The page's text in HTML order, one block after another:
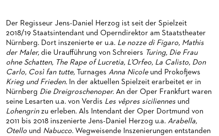
FRIEDMAN IN DER OPER
SNEAK IN
MUSEUMSUFERFEST 2026
BRÜCHE – DEMORKATIE IN ZEITEN IHRER REGRESSION
SILVESTERFEIER
FÜR KITAS UND SCHULEN
DIRIGENTEN / REPETITOREN
OPERNSTUDIO
THEATERLEITUNG
KÜNSTLERISCHER BETRIEB OPER
STÄDTISCHE BÜHNEN FRANKFURT GMBH
ORCHESTER
Der Regisseur Jens-Daniel Herzog ist seit der Spielzeit
2018/19 Staatsintendant und Operndirektor am Staatstheater
Nürnberg. Dort inszenierte er u.a. Le nozze di Figaro, Mathis
der Maler, die Uraufführung von Schreiers Turing, Die Frau
ohne Schat­ten, The Rape of Lucretia, L’Orfeo, La Calisto, Don
Carlo, Così fan tutte,
Turnages Anna Nicole und Prokofjews
Krieg und Frieden. In der aktuellen Spielzeit erarbeitet er in
Nürnberg Die Dreigroschenoper. An der Oper Frankfurt waren
seine Lesarten u.a. von Verdis Les vêpres siciliennes und
Lohengrinzu erleben. Als Intendant der Oper Dortmund von
2011 bis 2018 inszenierte Jens-Daniel Herzog u.a. Arabella,
Otello und Nabucco. Wegweisende Inszenierungen entstanden